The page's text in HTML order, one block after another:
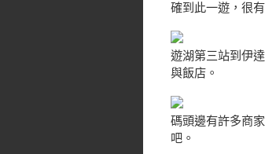
確到此一遊，很
遊湖第三站到伊
與飯店。
碼頭邊有許多商
吧。